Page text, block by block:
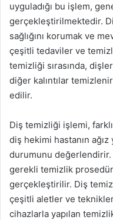
uyguladığı bu işlem,
gerçekleştirilmektedir.
sağlığını korumak ve
çeşitli tedaviler ve
temizliği sırasında,
diğer kalıntılar
edilir.
Diş temizliği işlemi,
diş hekimi hastanın
durumunu
gerekli temizlik
gerçekleştirilir. Diş
çeşitli aletler ve
cihazlarla yapılan